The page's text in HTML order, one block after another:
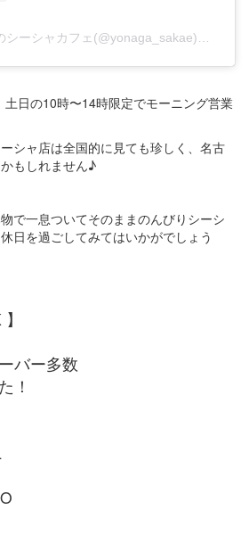
日の10時〜14時限定でモーニング営業
シャ店は全国的に見ても珍しく、名古
もしれません♪
で一息ついてそのままのんびりシーシ
日を過ごしてみてはいかがでしょう
バー多数
！